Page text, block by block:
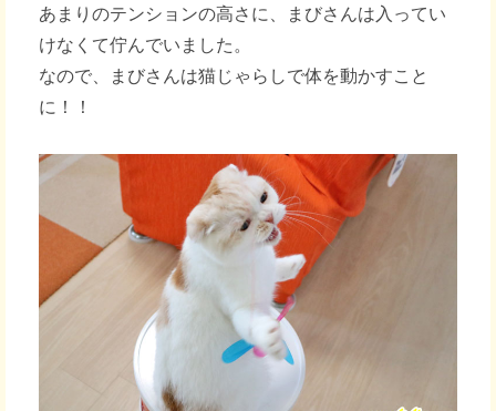
あまりのテンションの高さに、まびさんは入ってい
けなくて佇んでいました。
なので、まびさんは猫じゃらしで体を動かすこと
に！！